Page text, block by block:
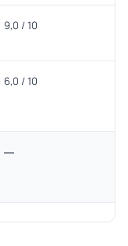
9,0 / 10
6,0 / 10
—